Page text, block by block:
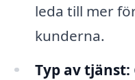
leda till mer
kunderna.
Typ av tjänst: